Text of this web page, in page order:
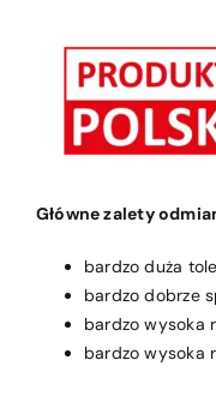
Główne zalety
bardzo duża
bardzo dobrze
bardzo wysoka
bardzo wysoka